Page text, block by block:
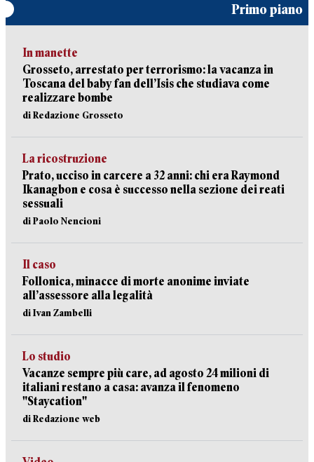
Primo piano
In manette
Grosseto, arrestato per terrorismo: la vacanza in
Toscana del baby fan dell’Isis che studiava come
realizzare bombe
di Redazione Grosseto
La ricostruzione
Prato, ucciso in carcere a 32 anni: chi era Raymond
Ikanagbon e cosa è successo nella sezione dei reati
sessuali
di Paolo Nencioni
Il caso
Follonica, minacce di morte anonime inviate
all’assessore alla legalità
di Ivan Zambelli
Lo studio
Vacanze sempre più care, ad agosto 24 milioni di
italiani restano a casa: avanza il fenomeno
"Staycation"
di Redazione web